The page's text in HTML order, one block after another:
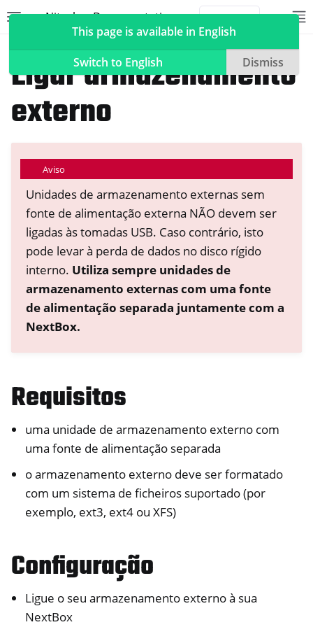
Nitrokey Documentation
navigation of NitroPhone, NitroTablet
navigation of NextBox
navigation of Documentação Técnica
navigation of PróximaBox FAQ
navigation of NetHSM
navigation of NitroWall
navigation of NitroWall NW750
navigation of Software
Ligar armazenamento
externo
Aviso
Unidades de armazenamento externas sem
fonte de alimentação externa NÃO devem ser
ligadas às tomadas USB. Caso contrário, isto
pode levar à perda de dados no disco rígido
interno. Utiliza sempre unidades de
armazenamento externas com uma fonte
de alimentação separada juntamente com a
NextBox.
Requisitos
uma unidade de armazenamento externo com
uma fonte de alimentação separada
o armazenamento externo deve ser formatado
com um sistema de ficheiros suportado (por
exemplo, ext3, ext4 ou XFS)
Configuração
Ligue o seu armazenamento externo à sua
NextBox
This page is available in English
Switch to English
Dismiss